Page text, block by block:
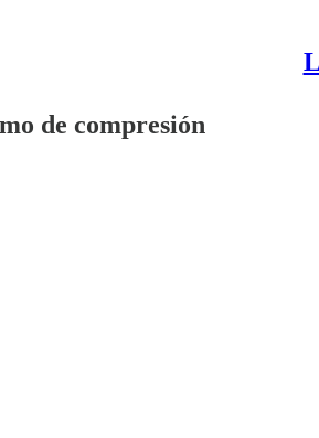
de compresión